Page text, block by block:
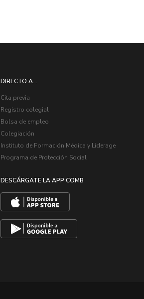
DIRECTO A...
Cita previa
Registro colegial
Bolsa de empleo
Colegiación
Instituto de Formación Médica y Liderage
Programa de Protección Social
DESCÁRGATE LA APP COMB